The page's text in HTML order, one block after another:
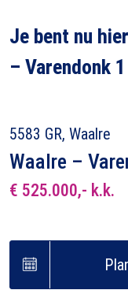
Je bent nu
– Varendonk 1
5583 GR, Waalre
Waalre –
€ 525.000,- k.k.